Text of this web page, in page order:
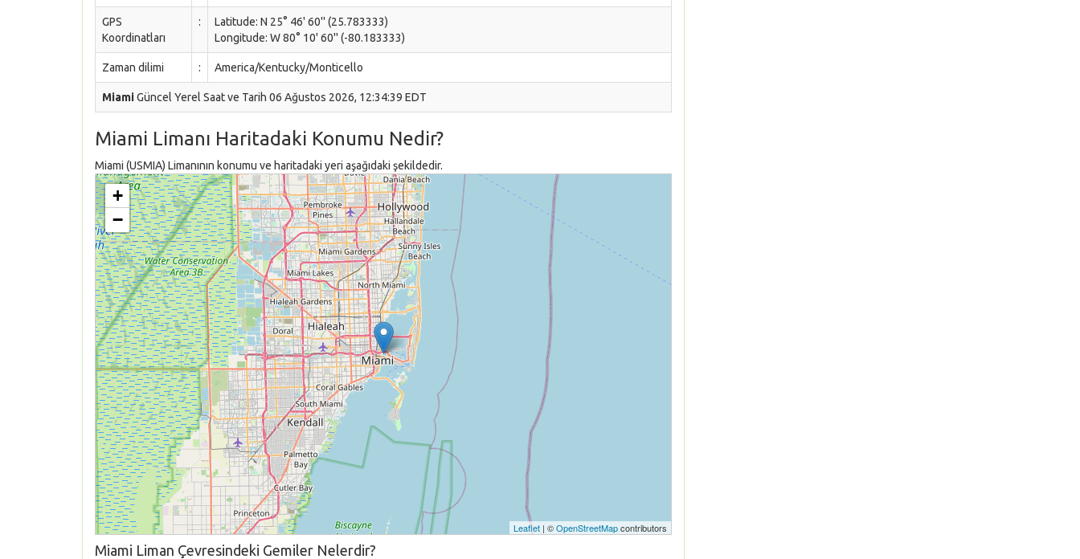
GPS
Koordinatları
:
Latitude: N 25° 46' 60'' (25.783333)
Longitude: W 80° 10' 60'' (-80.183333)
Zaman dilimi : America/Kentucky/Monticello
MiamiGüncel Yerel Saat ve Tarih 06 Ağustos 2026, 12:34:39 EDT
Miami Limanı Haritadaki Konumu Nedir?
Miami (USMIA) Limanının konumu ve haritadaki yeri aşağıdaki şekildedir.
+
−
Leaflet | ©OpenStreetMapcontributors
Miami Liman Çevresindeki Gemiler Nelerdir?